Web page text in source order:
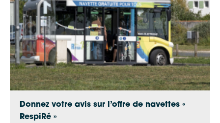
Donnez votre avis sur l’offre de navettes «
RespiRé »